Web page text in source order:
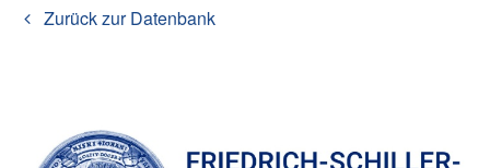
Zurück zur Datenbank